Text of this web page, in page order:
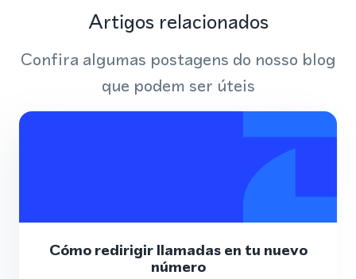
Artigos relacionados
Confira algumas postagens do nosso blog
que podem ser úteis
Cómo redirigir llamadas en tu nuevo
número